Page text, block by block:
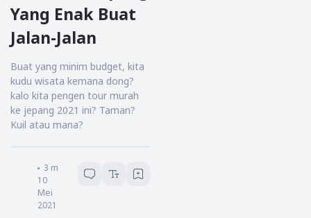
Yang Enak Buat
Jalan-Jalan
Buat yang minim budget, kita
kudu wisata kemana dong?
kalo kita pengen tour murah
ke jepang 2021 ini? Taman?
Kuil atau mana?
ARIMA
3 menit baca
10
Mei
2021